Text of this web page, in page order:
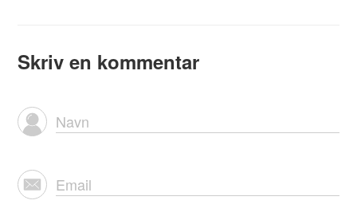
Skriv en kommentar